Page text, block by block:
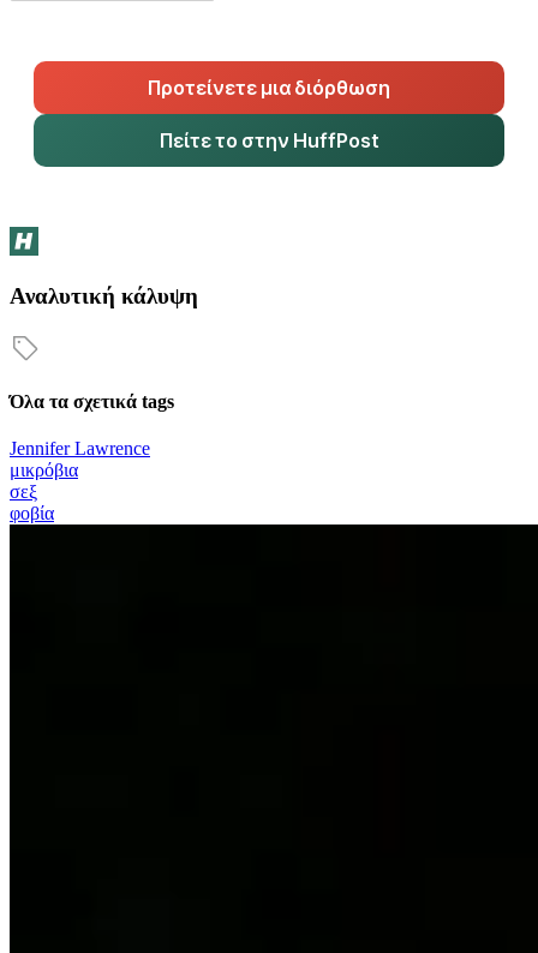
Προτείνετε μια διόρθωση
Πείτε το στην HuffPost
Αναλυτική κάλυψη
Όλα τα σχετικά tags
Jennifer Lawrence
μικρόβια
σεξ
φοβία